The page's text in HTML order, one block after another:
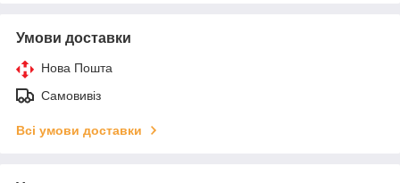
Умови доставки
Нова Пошта
Самовивіз
Всі умови доставки